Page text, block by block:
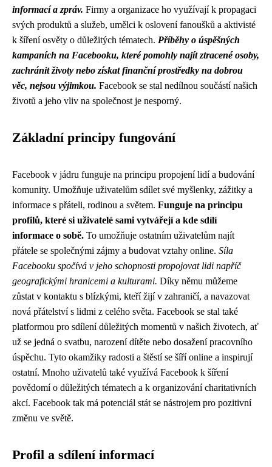
informací a zpráv. Firmy a organizace ho využívají k propagaci
svých produktů a služeb, umělci k oslovení fanoušků a aktivisté
k šíření osvěty o důležitých tématech. Příběhy o úspěšných
kampaních na Facebooku, které pomohly najít ztracené osoby,
zachránit životy nebo získat finanční prostředky na dobrou
věc, nejsou výjimkou. Facebook se stal nedílnou součástí našich
životů a jeho vliv na společnost je nesporný.
Základní principy fungování
Facebook v jádru funguje na principu propojení lidí a budování
komunity. Umožňuje uživatelům sdílet své myšlenky, zážitky a
informace s přáteli, rodinou a světem. Funguje na principu
profilů, které si uživatelé sami vytvářejí a kde sdílí
informace o sobě. To umožňuje ostatním uživatelům najít
přátele se společnými zájmy a budovat vztahy online. Síla
Facebooku spočívá v jeho schopnosti propojovat lidi napříč
geografickými hranicemi a kulturami. Díky němu můžeme
zůstat v kontaktu s blízkými, kteří žijí v zahraničí, a navazovat
nová přátelství s lidmi z celého světa. Facebook se stal také
platformou pro sdílení důležitých momentů v našich životech, ať
už se jedná o svatbu, narození dítěte nebo dosažení pracovního
úspěchu. Tyto okamžiky radosti a štěstí se šíří online a inspirují
ostatní. Mnoho uživatelů také využívá Facebook k šíření
povědomí o důležitých tématech a k organizování charitativních
akcí. Facebook tak má potenciál stát se nástrojem pro pozitivní
změnu ve světě.
Profil a sdílení informací